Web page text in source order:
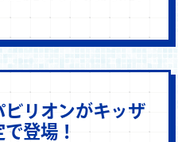
ビリオンがキッザ
登場！